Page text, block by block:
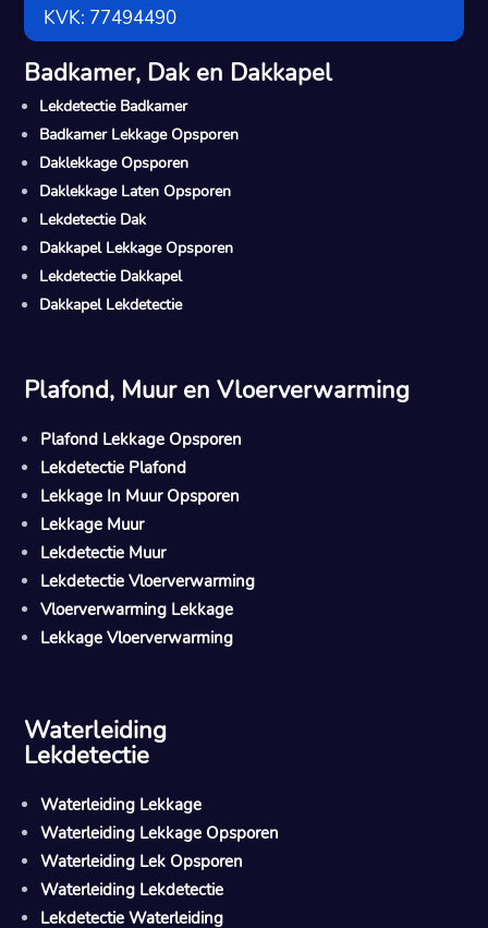
KVK: 77494490
Badkamer, Dak en Dakkapel
Lekdetectie Badkamer
Badkamer Lekkage Opsporen
Daklekkage Opsporen
Daklekkage Laten Opsporen
Lekdetectie Dak
Dakkapel Lekkage Opsporen
Lekdetectie Dakkapel
Dakkapel Lekdetectie
Plafond, Muur en Vloerverwarming
Plafond Lekkage Opsporen
Lekdetectie Plafond
Lekkage In Muur Opsporen
Lekkage Muur
Lekdetectie Muur
Lekdetectie Vloerverwarming
Vloerverwarming Lekkage
Lekkage Vloerverwarming
Waterleiding
Lekdetectie
Waterleiding Lekkage
Waterleiding Lekkage Opsporen
Waterleiding Lek Opsporen
Waterleiding Lekdetectie
Lekdetectie Waterleiding